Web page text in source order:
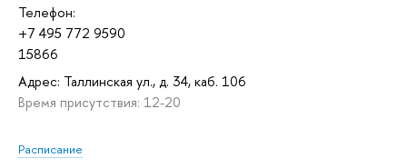
Телефон:
+7 495 772 9590
15866
Адрес: Таллинская ул., д. 34, каб. 106
Время присутствия: 12-20
Расписание